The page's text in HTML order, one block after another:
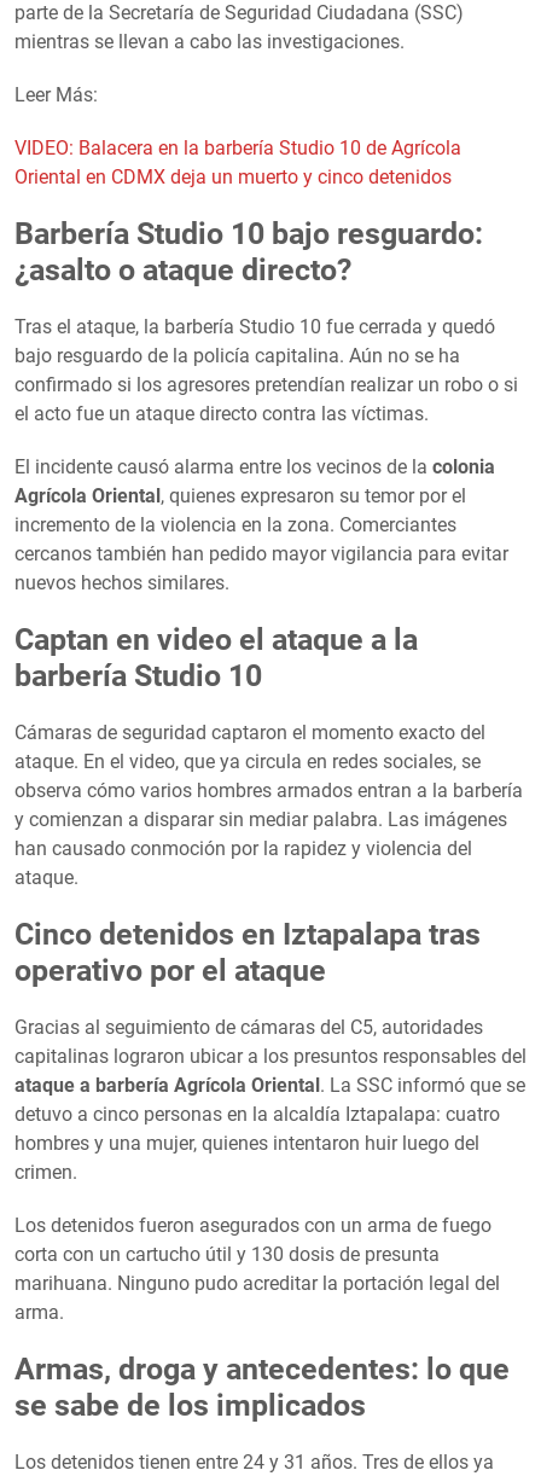
parte de la Secretaría de Seguridad Ciudadana (SSC)
mientras se llevan a cabo las investigaciones.
Leer Más:
VIDEO: Balacera en la barbería Studio 10 de Agrícola
Oriental en CDMX deja un muerto y cinco detenidos
Barbería Studio 10 bajo resguardo:
¿asalto o ataque directo?
Tras el ataque, la barbería Studio 10 fue cerrada y quedó
bajo resguardo de la policía capitalina. Aún no se ha
confirmado si los agresores pretendían realizar un robo o si
el acto fue un ataque directo contra las víctimas.
El incidente causó alarma entre los vecinos de la colonia
Agrícola Oriental , quienes expresaron su temor por el
incremento de la violencia en la zona. Comerciantes
cercanos también han pedido mayor vigilancia para evitar
nuevos hechos similares.
Captan en video el ataque a la
barbería Studio 10
Cámaras de seguridad captaron el momento exacto del
ataque. En el video, que ya circula en redes sociales, se
observa cómo varios hombres armados entran a la barbería
y comienzan a disparar sin mediar palabra. Las imágenes
han causado conmoción por la rapidez y violencia del
ataque.
Cinco detenidos en Iztapalapa tras
operativo por el ataque
Gracias al seguimiento de cámaras del C5, autoridades
capitalinas lograron ubicar a los presuntos responsables del
ataque a barbería Agrícola Oriental . La SSC informó que se
detuvo a cinco personas en la alcaldía Iztapalapa: cuatro
hombres y una mujer, quienes intentaron huir luego del
crimen.
Los detenidos fueron asegurados con un arma de fuego
corta con un cartucho útil y 130 dosis de presunta
marihuana. Ninguno pudo acreditar la portación legal del
arma.
Armas, droga y antecedentes: lo que
se sabe de los implicados
Los detenidos tienen entre 24 y 31 años. Tres de ellos ya